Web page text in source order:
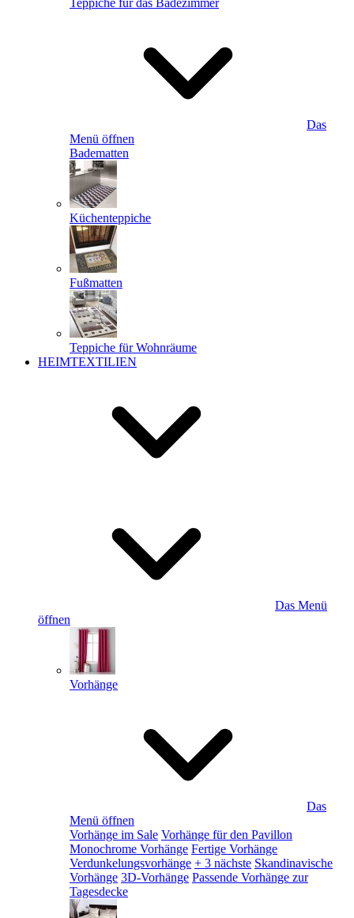
Teppiche für das Badezimmer
Das
Menü öffnen
Badematten
Küchenteppiche
Fußmatten
Teppiche für Wohnräume
HEIMTEXTILIEN
Das Menü
öffnen
Vorhänge
Das
Menü öffnen
Vorhänge im Sale Vorhänge für den Pavillon
Monochrome Vorhänge Fertige Vorhänge
Verdunkelungsvorhänge + 3 nächste Skandinavische
Vorhänge 3D-Vorhänge Passende Vorhänge zur
Tagesdecke